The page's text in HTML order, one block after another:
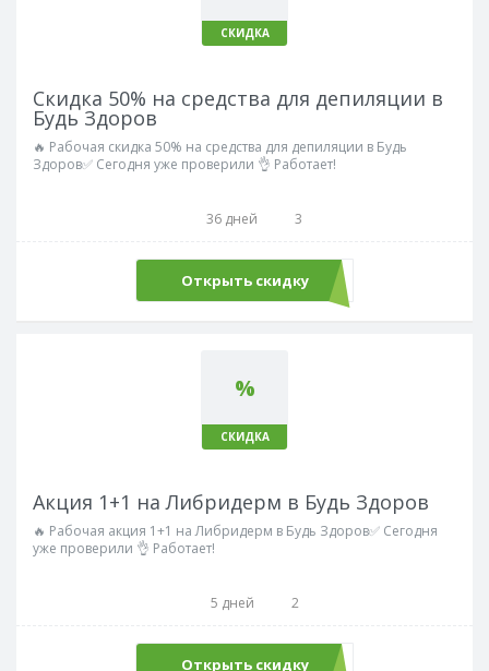
СКИДКА
Скидка 50% на средства для депиляции в
Будь Здоров
🔥 Рабочая скидка 50% на средства для депиляции в Будь
Здоров✅ Сегодня уже проверили 👌 Работает!
36 дней 3
Открыть скидку
%
СКИДКА
Акция 1+1 на Либридерм в Будь Здоров
🔥 Рабочая акция 1+1 на Либридерм в Будь Здоров✅ Сегодня
уже проверили 👌 Работает!
5 дней 2
Открыть скидку